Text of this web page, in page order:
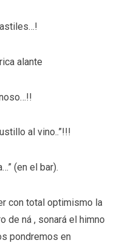
alante
al vino..”!!!
(en el bar).
con total optimismo la
de ná , sonará el himno
pondremos en